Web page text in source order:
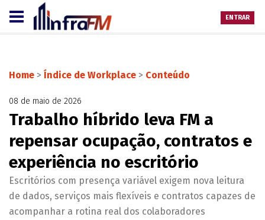
ENTRAR
Home > Índice de Workplace > Conteúdo
08 de maio de 2026
Trabalho híbrido leva FM a
repensar ocupação, contratos e
experiência no escritório
Escritórios com presença variável exigem nova leitura
de dados, serviços mais flexíveis e contratos capazes de
acompanhar a rotina real dos colaboradores